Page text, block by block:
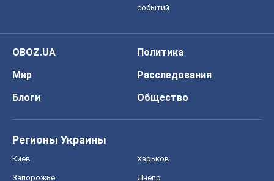
событий
OBOZ.UA
Политика
Мир
Расследования
Блоги
Общество
Регионы Украины
Киев Харьков
Запорожье Днепр